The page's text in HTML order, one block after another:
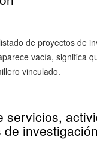
de proyectos de
vacía, significa
vinculado.
servicios,